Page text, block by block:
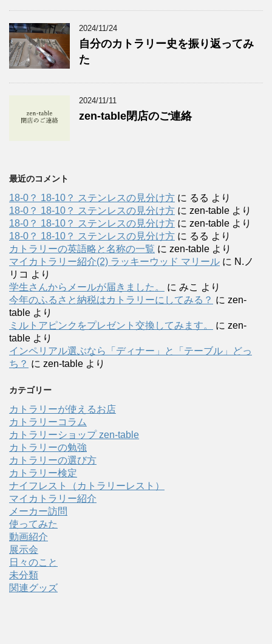
2024/11/24
自分のカトラリー史を振り返ってみ
た
2024/11/11
zen-table閉店のご連絡
最近のコメント
18-0？ 18-10？ ステンレスの見分け方 に るる より
18-0？ 18-10？ ステンレスの見分け方 に zen-table より
18-0？ 18-10？ ステンレスの見分け方 に zen-table より
18-0？ 18-10？ ステンレスの見分け方 に るる より
カトラリーの英語略と名称の一覧 に zen-table より
マイカトラリー紹介(2) ラッキーウッド マリール に N.ノ
リコ より
学生さんからメールが届きました。
に みこ より
今年のふるさと納税はカトラリーにしてみる？ に zen-
table より
ミルトアピンクをプレゼント交換してみます。
に zen-
table より
インペリアル選ぶなら「ディナー」と「テーブル」どっ
ち？ に zen-table より
カテゴリー
カトラリーが使えるお店
カトラリーコラム
カトラリーショップ zen-table
カトラリーの勉強
カトラリーの選び方
カトラリー検定
ナイフレスト（カトラリーレスト）
マイカトラリー紹介
メーカー訪問
使ってみた
動画紹介
展示会
日々のこと
未分類
関連グッズ